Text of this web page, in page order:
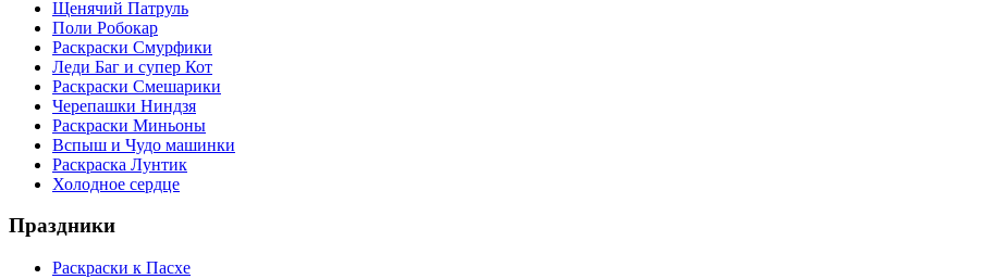
Щенячий Патруль
Поли Робокар
Раскраски Смурфики
Леди Баг и супер Кот
Раскраски Смешарики
Черепашки Ниндзя
Раскраски Миньоны
Вспыш и Чудо машинки
Раскраска Лунтик
Холодное сердце
Праздники
Раскраски к Пасхе